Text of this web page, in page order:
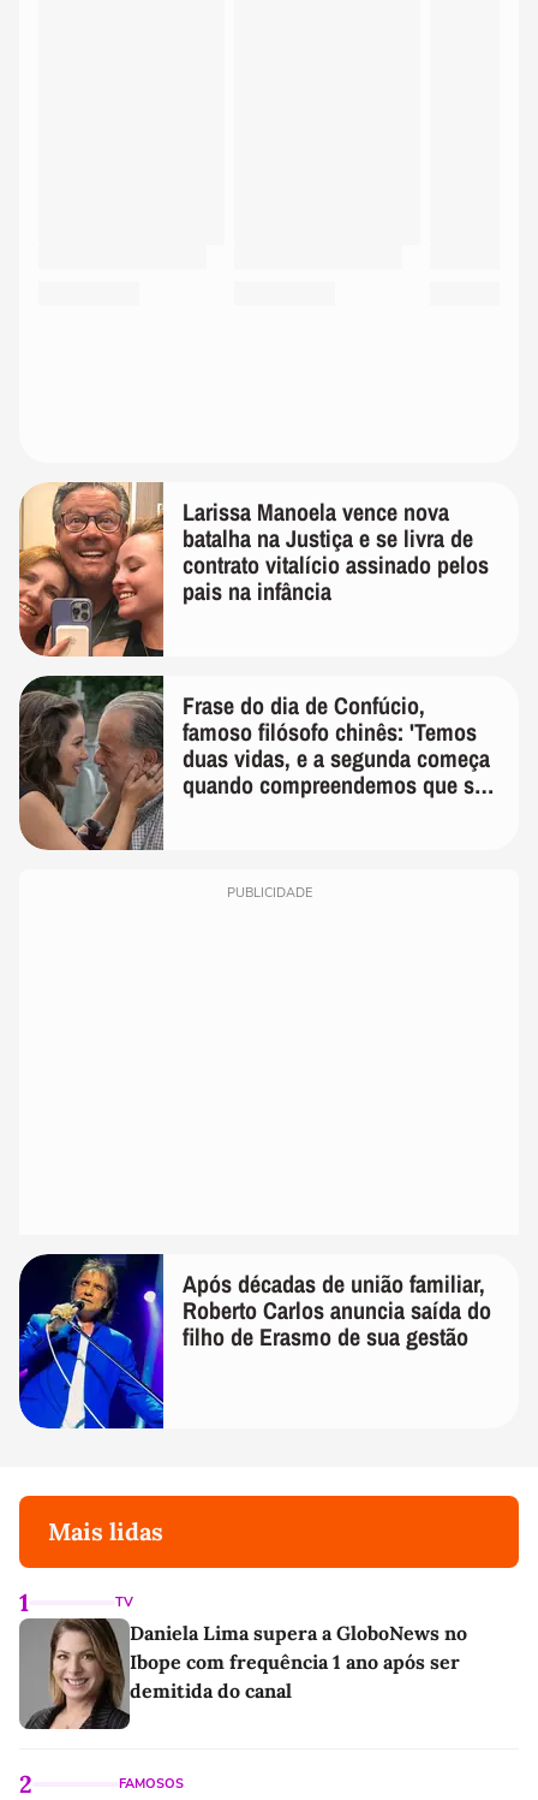
Larissa Manoela vence nova
batalha na Justiça e se livra de
contrato vitalício assinado pelos
pais na infância
Frase do dia de Confúcio,
famoso filósofo chinês: 'Temos
duas vidas, e a segunda começa
quando compreendemos que só
PUBLICIDADE
Após décadas de união familiar,
Roberto Carlos anuncia saída do
filho de Erasmo de sua gestão
Mais lidas
1 TV
Daniela Lima supera a GloboNews no
Ibope com frequência 1 ano após ser
demitida do canal
2 FAMOSOS